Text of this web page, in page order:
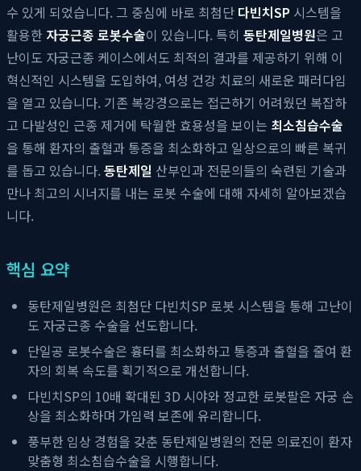
수 있게 되었습니다. 그 중심에 바로 최첨단 다빈치SP 시스템을
활용한 자궁근종 로봇수술이 있습니다. 특히 동탄제일병원은 고
난이도 자궁근종 케이스에서도 최적의 결과를 제공하기 위해 이
혁신적인 시스템을 도입하여, 여성 건강 치료의 새로운 패러다임
을 열고 있습니다. 기존 복강경으로는 접근하기 어려웠던 복잡하
고 다발성인 근종 제거에 탁월한 효용성을 보이는 최소침습수술
을 통해 환자의 출혈과 통증을 최소화하고 일상으로의 빠른 복귀
를 돕고 있습니다.동탄제일 산부인과 전문의들의 숙련된 기술과
만나 최고의 시너지를 내는 로봇 수술에 대해 자세히 알아보겠습
니다.
핵심 요약
동탄제일병원은 최첨단 다빈치SP 로봇 시스템을 통해 고난이
도 자궁근종 수술을 선도합니다.
단일공 로봇수술은 흉터를 최소화하고 통증과 출혈을 줄여 환
자의 회복 속도를 획기적으로 개선합니다.
다빈치SP의 10배 확대된 3D 시야와 정교한 로봇팔은 자궁 손
상을 최소화하며 가임력 보존에 유리합니다.
풍부한 임상 경험을 갖춘 동탄제일병원의 전문 의료진이 환자
맞춤형 최소침습수술을 시행합니다.